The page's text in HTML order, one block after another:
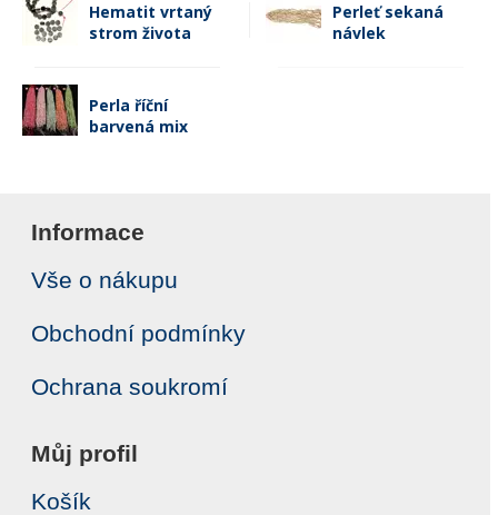
Hematit vrtaný
strom života
Perleť sekaná
návlek
Perla říční
barvená mix
Informace
Vše o nákupu
Obchodní podmínky
Ochrana soukromí
Můj profil
Košík